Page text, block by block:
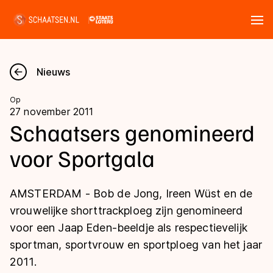
Nieuws
Kalender
Disciplines
Langebaan
Shorttrack
Inlineskaten
Uitslagen
Langebaan
Shorttrack
Marathon
Tijden & historie
Ranglijsten Langebaan
Nieuws
Op
27 november 2011
Schaatsers genomineerd
voor Sportgala
AMSTERDAM - Bob de Jong, Ireen Wüst en de
vrouwelijke shorttrackploeg zijn genomineerd
voor een Jaap Eden-beeldje als respectievelijk
sportman, sportvrouw en sportploeg van het jaar
2011.